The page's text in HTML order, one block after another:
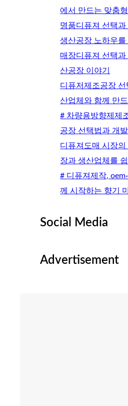
에서 만드는 맞춤
명품디퓨져 선택과
생산공장 노하우를
매장디퓨져 선택과
산공장 이야기
디퓨저제조공장 선
산업체와 함께 만
# 차량용방향제제
공장 선택법과 개
디퓨져도매 시장
장과 생산업체를
# 디퓨져제작,
께 시작하는 향기
Social Media
Advertisement